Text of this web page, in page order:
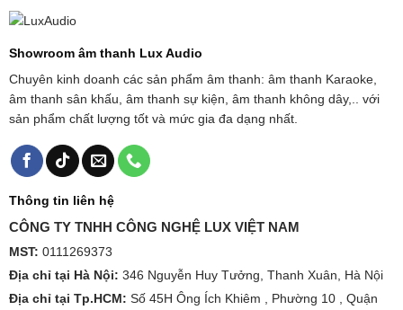
Showroom âm thanh Lux Audio
Chuyên kinh doanh các sản phẩm âm thanh: âm thanh Karaoke,
âm thanh sân khấu, âm thanh sự kiện, âm thanh không dây,.. với
sản phẩm chất lượng tốt và mức gia đa dạng nhất.
Thông tin liên hệ
CÔNG TY TNHH CÔNG NGHỆ LUX VIỆT NAM
MST: 0111269373
Địa chỉ tại Hà Nội: 346 Nguyễn Huy Tưởng, Thanh Xuân, Hà Nội
Địa chỉ tại Tp.HCM: Số 45H Ông Ích Khiêm , Phường 10 , Quận